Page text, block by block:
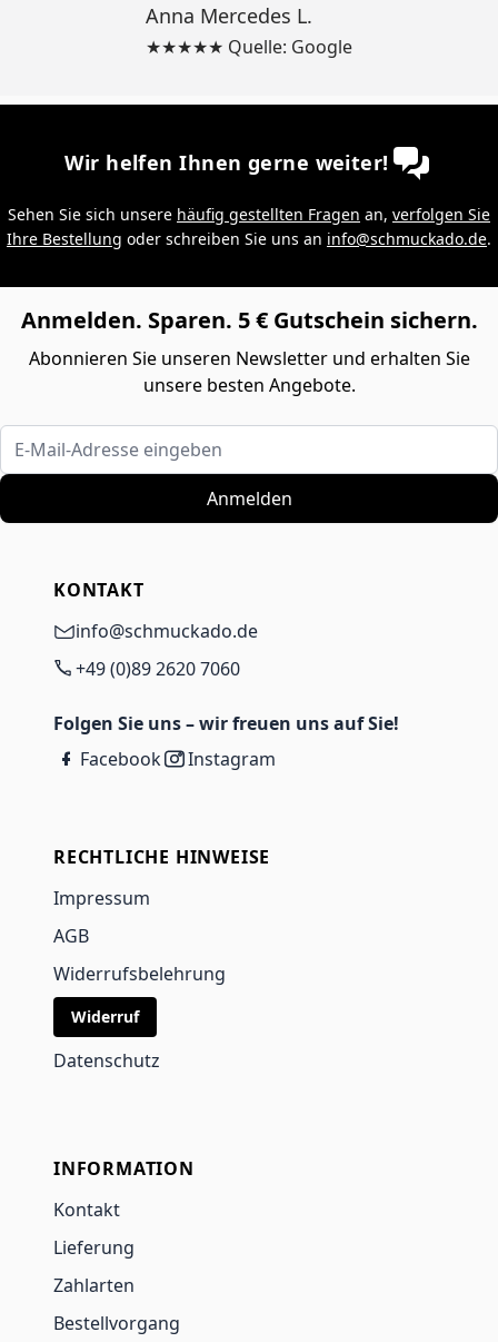
Anna Mercedes L.
★★★★★ Quelle: Google
Wir helfen Ihnen gerne weiter!
Sehen Sie sich unsere häufig gestellten Fragen an, verfolgen Sie
Ihre Bestellung oder schreiben Sie uns an info@schmuckado.de.
Anmelden. Sparen. 5 € Gutschein sichern.
Abonnieren Sie unseren Newsletter und erhalten Sie
unsere besten Angebote.
E-Mail-Adresse eingeben
Anmelden
KONTAKT
info@schmuckado.de
+49 (0)89 2620 7060
Folgen Sie uns – wir freuen uns auf Sie!
Facebook
Instagram
RECHTLICHE HINWEISE
Impressum
AGB
Widerrufsbelehrung
Widerruf
Datenschutz
INFORMATION
Kontakt
Lieferung
Zahlarten
Bestellvorgang